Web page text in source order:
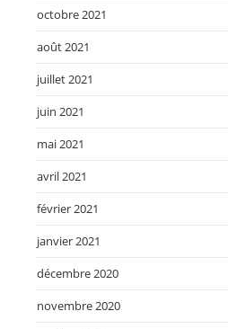
octobre 2021
août 2021
juillet 2021
juin 2021
mai 2021
avril 2021
février 2021
janvier 2021
décembre 2020
novembre 2020